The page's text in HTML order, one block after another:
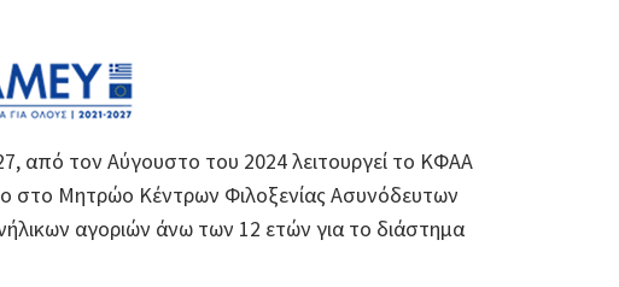
από τον Αύγουστο του 2024 λειτουργεί το ΚΦΑΑ
στο Μητρώο Κέντρων Φιλοξενίας Ασυνόδευτων
αγοριών άνω των 12 ετών για το διάστημα